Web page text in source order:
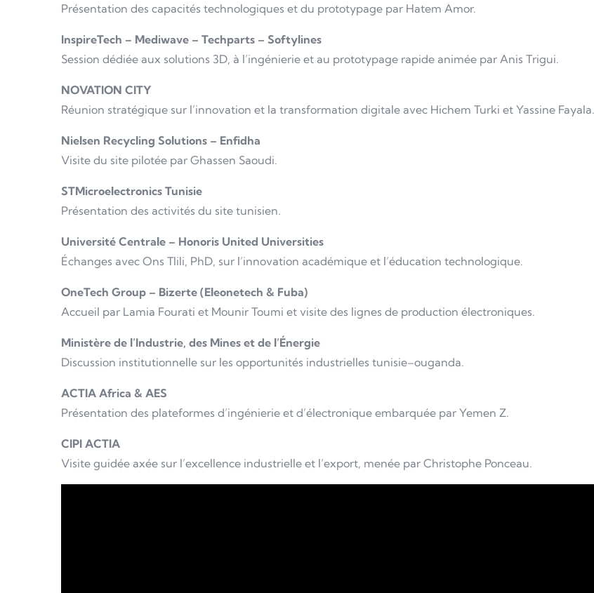
Présentation des capacités technologiques et du prototypage par Hatem Amor.
InspireTech – Mediwave – Techparts – Softylines
Session dédiée aux solutions 3D, à l’ingénierie et au prototypage rapide animée par Anis Trigui.
NOVATION CITY
Réunion stratégique sur l’innovation et la transformation digitale avec Hichem Turki et Yassine Fayala.
Nielsen Recycling Solutions – Enfidha
Visite du site pilotée par Ghassen Saoudi.
STMicroelectronics Tunisie
Présentation des activités du site tunisien.
Université Centrale – Honoris United Universities
Échanges avec Ons Tlili, PhD, sur l’innovation académique et l’éducation technologique.
OneTech Group – Bizerte (Eleonetech & Fuba)
Accueil par Lamia Fourati et Mounir Toumi et visite des lignes de production électroniques.
Ministère de l’Industrie, des Mines et de l’Énergie
Discussion institutionnelle sur les opportunités industrielles tunisie–ouganda.
ACTIA Africa & AES
Présentation des plateformes d’ingénierie et d’électronique embarquée par Yemen Z.
CIPI ACTIA
Visite guidée axée sur l’excellence industrielle et l’export, menée par Christophe Ponceau.